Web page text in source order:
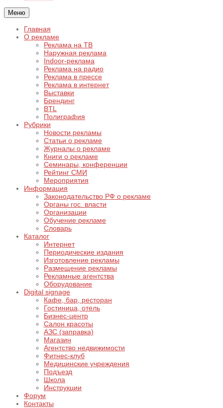
Меню
Главная
О рекламе
Реклама на ТВ
Наружная реклама
Indoor-реклама
Реклама на радио
Реклама в прессе
Реклама в интернет
Выставки
Брендинг
BTL
Полиграфия
Рубрики
Новости рекламы
Статьи о рекламе
Журналы о рекламе
Книги о рекламе
Семинары, конференции
Рейтинг СМИ
Мероприятия
Информация
Законодательство РФ о рекламе
Органы гос. власти
Организации
Обучение рекламе
Словарь
Каталог
Интернет
Периодические издания
Изготовление рекламы
Размещение рекламы
Рекламные агентства
Оборудование
Digital signage
Кафе, бар, ресторан
Гостиница, отель
Бизнес-центр
Салон красоты
АЗС (заправка)
Магазин
Агентство недвижимости
Фитнес-клуб
Медицинские учреждения
Подъезд
Школа
Инструкции
Форум
Контакты